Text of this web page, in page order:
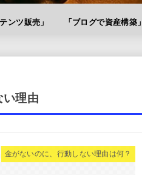
ンツ販売」 「ブログで資産構築」
い理由
金がないのに、行動しない理由は何？